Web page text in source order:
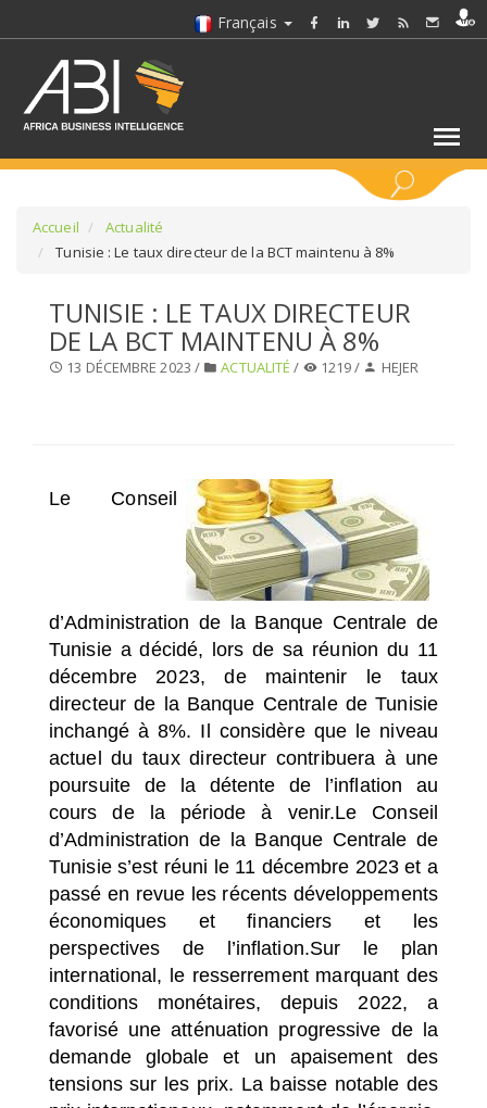
Français
SÉLECTIONNEZ UN DOSSIER
SÉLECTIONNEZ UN/DES PAYS
Accueil
Actualité
Tunisie : Le taux directeur de la BCT maintenu à 8%
TUNISIE : LE TAUX DIRECTEUR
DE LA BCT MAINTENU À 8%
13 DÉCEMBRE 2023 / ACTUALITÉ / 1219 / HEJER
Le Conseil
d’Administration de la Banque Centrale de
Tunisie a décidé, lors de sa réunion du 11
décembre 2023, de maintenir le taux
directeur de la Banque Centrale de Tunisie
inchangé à 8%. Il considère que le niveau
actuel du taux directeur contribuera à une
poursuite de la détente de l’inflation au
cours de la période à venir.Le Conseil
d’Administration de la Banque Centrale de
Tunisie s’est réuni le 11 décembre 2023 et a
passé en revue les récents développements
économiques et financiers et les
perspectives de l’inflation.Sur le plan
international, le resserrement marquant des
conditions monétaires, depuis 2022, a
favorisé une atténuation progressive de la
demande globale et un apaisement des
tensions sur les prix. La baisse notable des